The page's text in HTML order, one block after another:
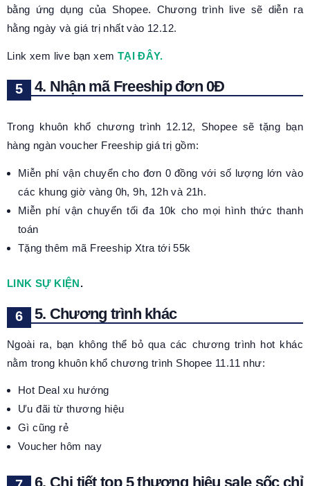
bằng ứng dụng của Shopee. Chương trình live sẽ diễn ra
hằng ngày và giá trị nhất vào 12.12.
Link xem live bạn xem TẠI ĐÂY.
4. Nhận mã Freeship đơn 0Đ
Trong khuôn khổ chương trình 12.12, Shopee sẽ tặng bạn
hàng ngàn voucher Freeship giá trị gồm:
Miễn phí vận chuyển cho đơn 0 đồng với số lượng lớn vào
các khung giờ vàng 0h, 9h, 12h và 21h.
Miễn phí vận chuyển tối đa 10k cho mọi hình thức thanh
toán
Tặng thêm mã Freeship Xtra tới 55k
LINK SỰ KIỆN.
5. Chương trình khác
Ngoài ra, bạn không thể bỏ qua các chương trình hot khác
nằm trong khuôn khổ chương trình Shopee 11.11 như:
Hot Deal xu hướng
Ưu đãi từ thương hiệu
Gì cũng rẻ
Voucher hôm nay
6. Chi tiết top 5 thương hiệu sale sốc chỉ